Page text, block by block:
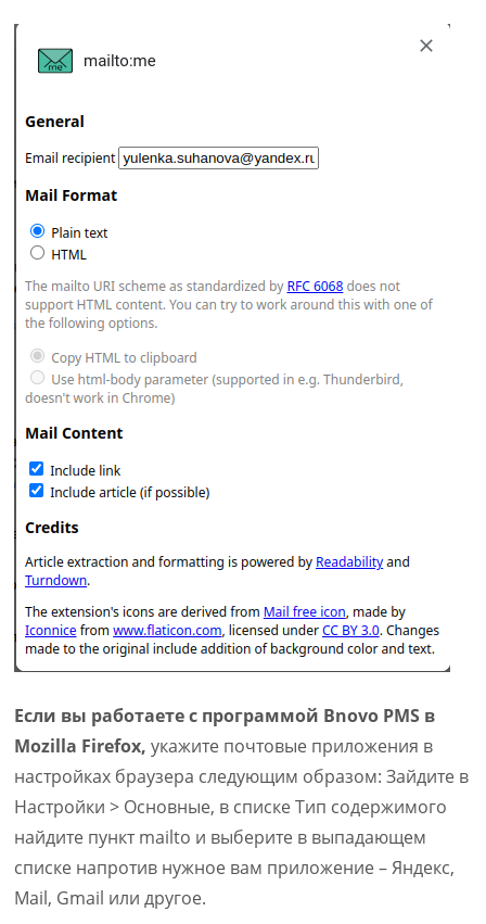
Если вы работаете с программой Bnovo PMS в
Mozilla Firefox, укажите почтовые приложения в
настройках браузера следующим образом: Зайдите в
Настройки > Основные, в списке Тип содержимого
найдите пункт mailto и выберите в выпадающем
списке напротив нужное вам приложение – Яндекс,
Mail, Gmail или другое.